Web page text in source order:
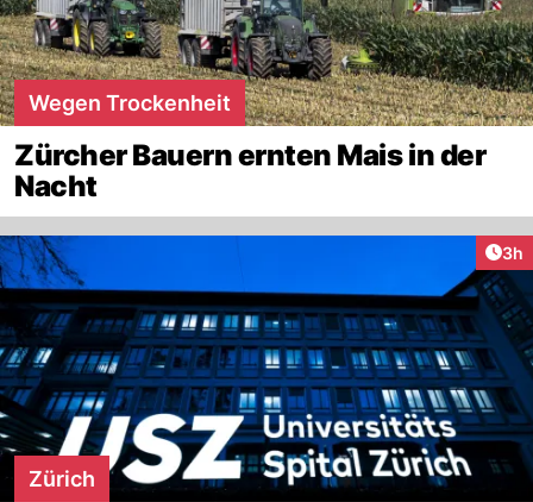
Wegen Trockenheit
Zürcher Bauern ernten Mais in der
Nacht
3h
Zürich